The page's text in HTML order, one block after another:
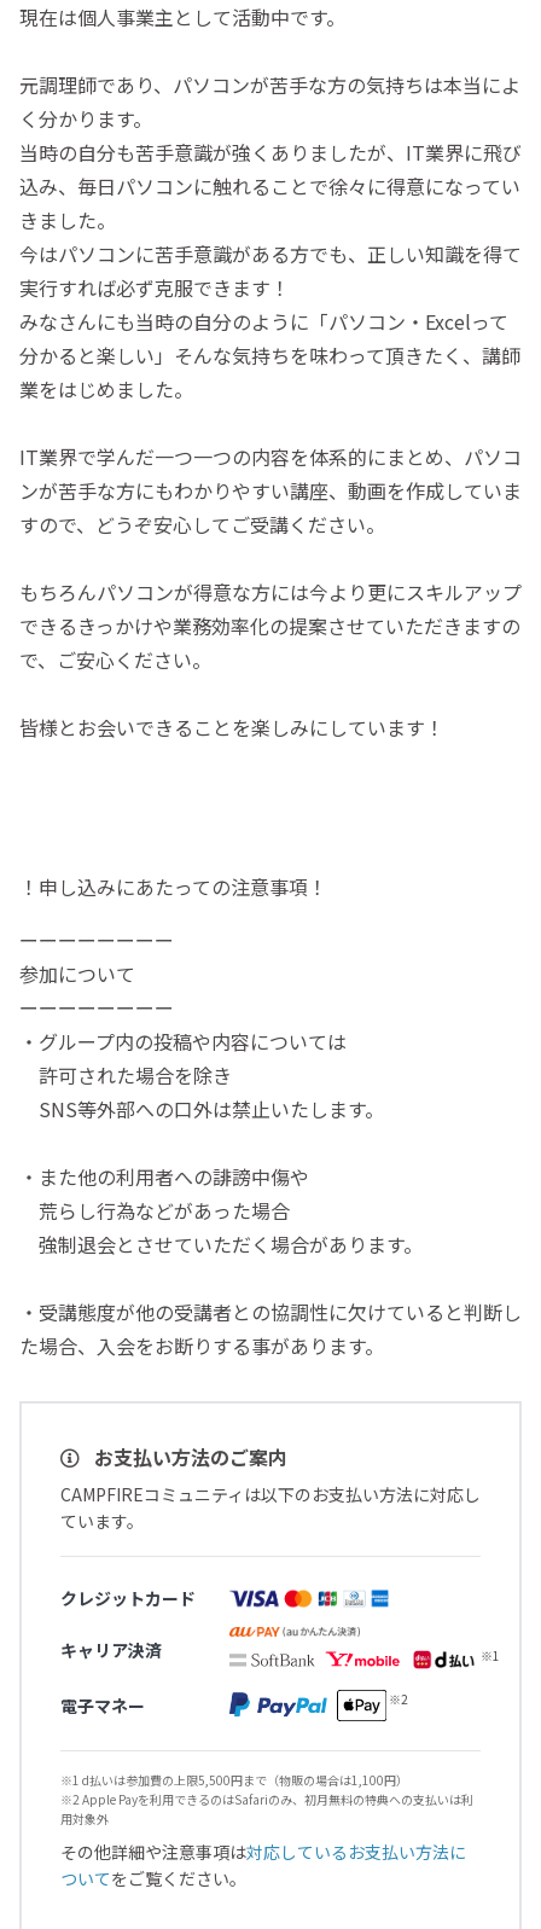
現在は個人事業主として活動中です。
元調理師であり、パソコンが苦手な方の気持ちは本当によ
く分かります。
当時の自分も苦手意識が強くありましたが、IT業界に飛び
込み、毎日パソコンに触れることで徐々に得意になってい
きました。
今はパソコンに苦手意識がある方でも、正しい知識を得て
実行すれば必ず克服できます！
みなさんにも当時の自分のように「パソコン・Excelって
分かると楽しい」そんな気持ちを味わって頂きたく、講師
業をはじめました。
IT業界で学んだ一つ一つの内容を体系的にまとめ、パソコ
ンが苦手な方にもわかりやすい講座、動画を作成していま
すので、どうぞ安心してご受講ください。
もちろんパソコンが得意な方には今より更にスキルアップ
できるきっかけや業務効率化の提案させていただきますの
で、ご安心ください。
皆様とお会いできることを楽しみにしています！
！申し込みにあたっての注意事項！
ーーーーーーーー
参加について
ーーーーーーーー
・グループ内の投稿や内容については
許可された場合を除き
SNS等外部への口外は禁止いたします。
・また他の利用者への誹謗中傷や
荒らし行為などがあった場合
強制退会とさせていただく場合があります。
・受講態度が他の受講者との協調性に欠けていると判断し
た場合、入会をお断りする事があります。
お支払い方法のご案内
CAMPFIREコミュニティは以下のお支払い方法に対応し
ています。
クレジットカード
キャリア決済
電子マネー
※1 d払いは参加費の上限5,500円まで（物販の場合は1,100円）
※2 Apple Payを利用できるのはSafariのみ、初月無料の特典への支払いは利
用対象外
その他詳細や注意事項は対応しているお支払い方法に
ついてをご覧ください。